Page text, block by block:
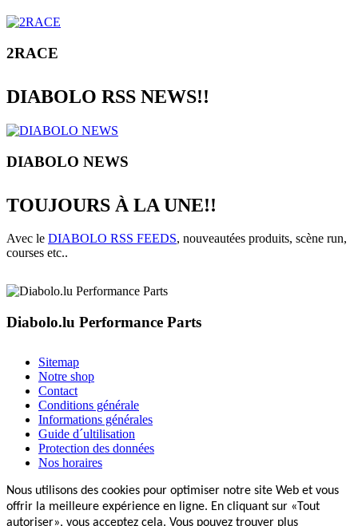
2RACE
DIABOLO RSS NEWS!!
DIABOLO NEWS
TOUJOURS À LA UNE!!
Avec le DIABOLO RSS FEEDS, nouveautées produits, scène run,
courses etc..
Diabolo.lu Performance Parts
Sitemap
Notre shop
Contact
Conditions générale
Informations générales
Guide d´ultilisation
Protection des données
Nos horaires
Nous utilisons des cookies pour optimiser notre site Web et vous
offrir la meilleure expérience en ligne. En cliquant sur «Tout
autoriser», vous acceptez cela. Vous pouvez trouver plus